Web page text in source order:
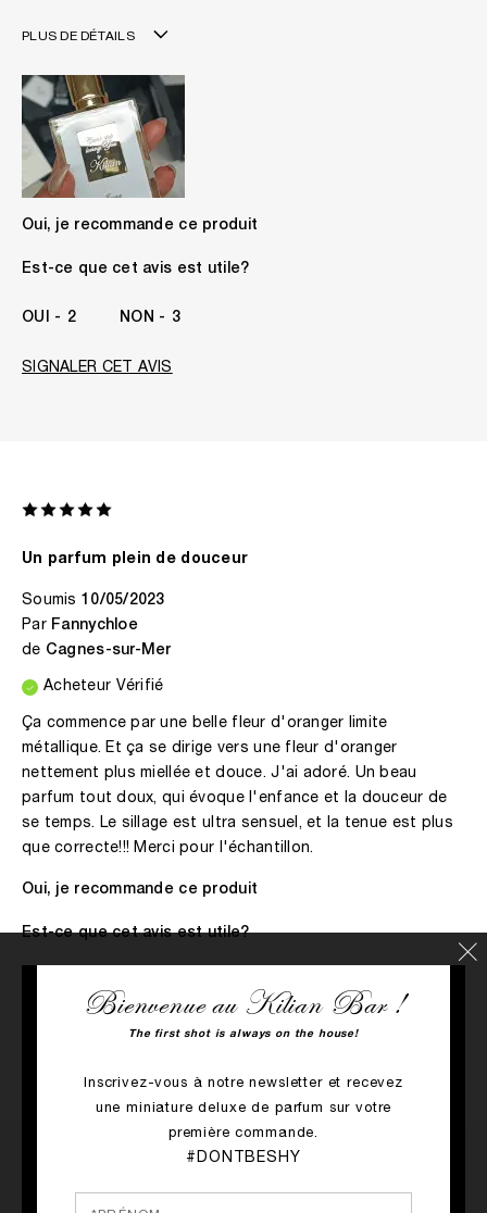
PLUS DE DÉTAILS
Je suis
Les parfums que j'aime porter sont
Ce produit est idéal
Je porte KILIAN depuis
Oui, je recommande ce produit
Est-ce que cet avis est utile?
2 3
SIGNALER CET AVIS
Un parfum plein de douceur
Soumis 10/05/2023
Par Fannychloe
de Cagnes-sur-Mer
Acheteur Vérifié
Ça commence par une belle fleur d'oranger limite
métallique. Et ça se dirige vers une fleur d'oranger
nettement plus miellée et douce. J'ai adoré. Un beau
parfum tout doux, qui évoque l'enfance et la douceur de
se temps. Le sillage est ultra sensuel, et la tenue est plus
que correcte!!! Merci pour l'échantillon.
Oui, je recommande ce produit
Est-ce que cet avis est utile?
SIGNALER CET AVIS
Bienvenue au Kilian Bar !
The first shot is always on the house!
Inscrivez-vous à notre newsletter et recevez
une miniature deluxe de parfum sur votre
première commande.
#DONTBESHY